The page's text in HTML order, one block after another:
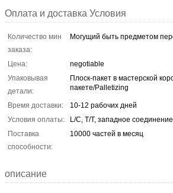
Оплата и доставка Условия
Количество мин
заказа:
Могущий быть предметом
Цена:
negotiable
Упаковывая
детали:
Плоск-пакет в мастерской
пакете/Palletizing
Время доставки:
10-12 рабочих дней
Условия оплаты:
L/C, T/T, западное
Поставка
способности:
10000 частей в месяц
описание